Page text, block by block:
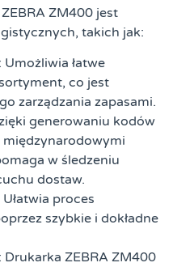
ZM400 jest
takich jak:
Umożliwia łatwe
co jest
zarządzania zapasami.
generowaniu kodów
w śledzeniu
dostaw.
Ułatwia proces
szybkie i dokładne
Drukarka ZEBRA ZM400